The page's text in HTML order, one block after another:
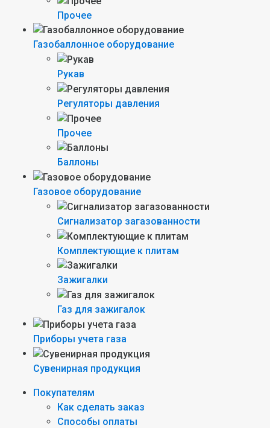
Прочее
Газобаллонное оборудование
Рукав
Регуляторы давления
Прочее
Баллоны
Газовое оборудование
Сигнализатор загазованности
Комплектующие к плитам
Зажигалки
Газ для зажигалок
Приборы учета газа
Сувенирная продукция
Покупателям
Как сделать заказ
Способы оплаты